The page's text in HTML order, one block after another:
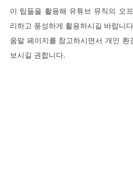
이 팁들을 활용해 유튜브 뮤직의 오
리하고 풍성하게 활용하시길 바랍니
움말 페이지를 참고하시면서 개인 환
보시길 권합니다.